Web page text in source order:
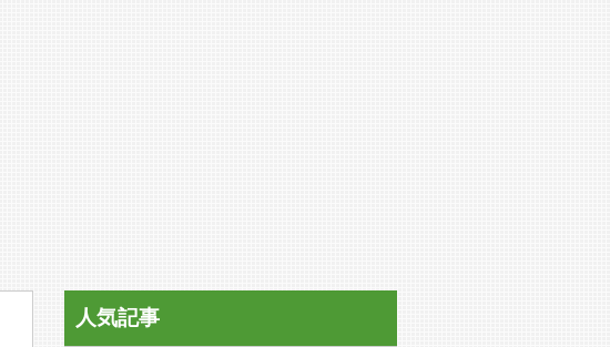
人気記事